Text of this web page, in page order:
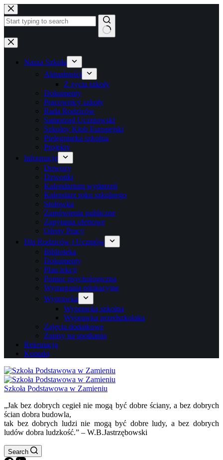
Przejdź
do
treści
Brak
wyników
Nasza Szkoła
Aktualności
Z życia szkoły
Dokumenty
Pracownicy szkoły
Rada Rodziców
Samorząd Uczniowski
Szkolny Klub Europejski
Pielęgniarka szkolna
Projekty
Informacje
Dowozy
Dzwonki
Kalendarium wydarzeń
Kalendarz roku szkolnego
Stołówka
Zamówienia publiczne
Zapytania ofertowe
Oferty Pracy
Dla Rodziców i Uczniów
Biblioteka
Dokumenty
Plan lekcji
Pomoc psychologiczna
Wymagania edukacyjne
Wyprawka
Wyprawka szkolna
Wyprawka przedszkolaka
Zajęcia dodatkowe
Zapisy na spotkania
Rekrutacja
Kontakt
Szkoła Podstawowa w Zamieniu
„Jak bez dobrych cegieł nie mogą być dobre ściany, a bez dobrych
ścian dobra budowla,
tak bez dobrych ludzi nie mogą być dobre ludy, a bez dobrych
ludów dobra ludzkość.” – W.B.Jastrzębowski
Search